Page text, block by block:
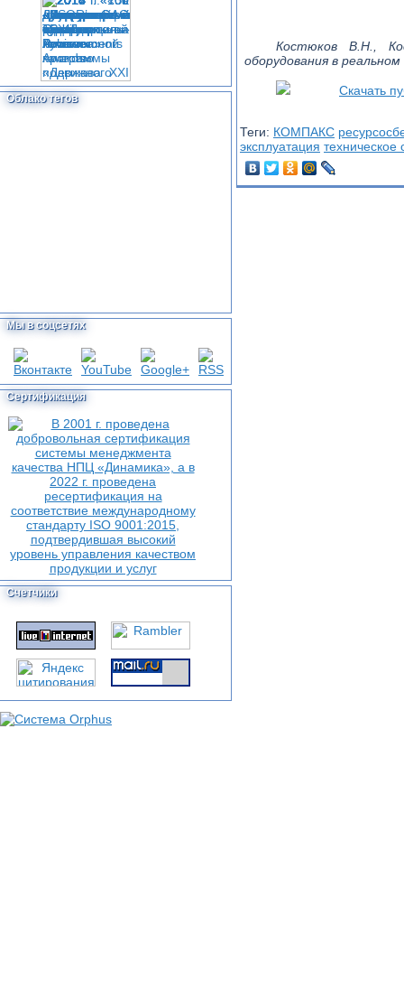
Облако тегов
Мы в соцсетях
Сертификация
Счетчики
Костюков В.Н.,
оборудования в
Скачать
Теги: КОМПАКС
эксплуатация техническое